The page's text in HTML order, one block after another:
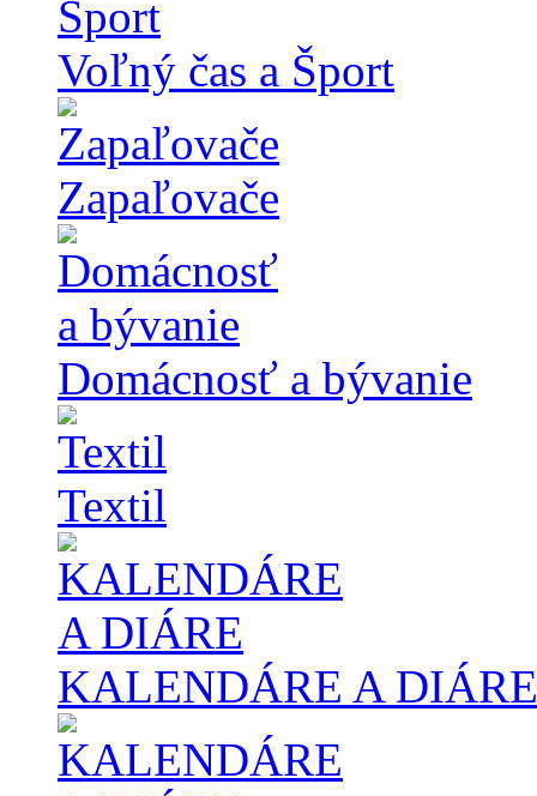
Voľný čas a Šport
Zapaľovače
Domácnosť a bývanie
Textil
KALENDÁRE A DIÁRE